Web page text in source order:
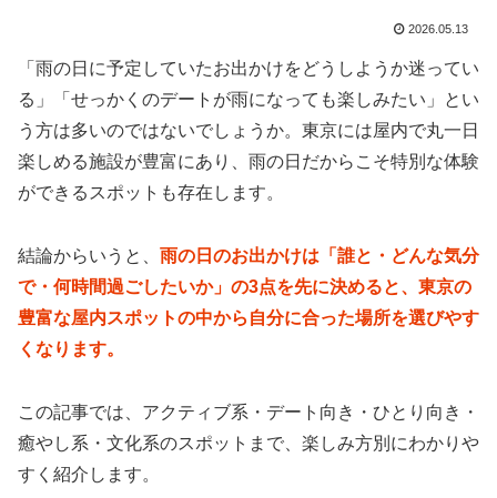
2026.05.13
「雨の日に予定していたお出かけをどうしようか迷ってい
る」「せっかくのデートが雨になっても楽しみたい」とい
う方は多いのではないでしょうか。東京には屋内で丸一日
楽しめる施設が豊富にあり、雨の日だからこそ特別な体験
ができるスポットも存在します。
結論からいうと、 雨の日のお出かけは「誰と・どんな気分
で・何時間過ごしたいか」の3点を先に決めると、東京の
豊富な屋内スポットの中から自分に合った場所を選びやす
くなります。
この記事では、アクティブ系・デート向き・ひとり向き・
癒やし系・文化系のスポットまで、楽しみ方別にわかりや
すく紹介します。